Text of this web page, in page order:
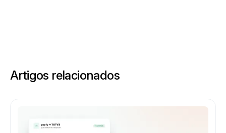
Artigos relacionados